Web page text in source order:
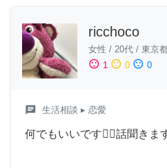
ricchoco
女性 / 20代 / 東京
sentiment_satisfied 1 sentiment_neutral 0 sentiment_dissatisfied 0
chat 生活相談 ▸ 恋愛
何でもいいです🙆‍♀️話聞きま